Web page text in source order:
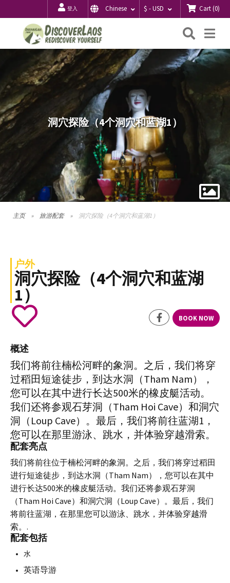
登入 Chinese $ - USD Cart(0)
搜
洞穴探险（4个洞穴和蓝湖1）
主页 旅游配套 洞穴探险（4个洞穴和蓝湖1）
户外
洞穴探险（4个洞穴和蓝湖
1）
BOOK NOW
概述
我们将前往楠松河畔的象洞。之后，我们将穿
过稻田短途徒步，到达水洞（Tham Nam），
您可以在其中进行长达500米的橡皮艇活动。
我们还将参观石芽洞（Tham Hoi Cave）和洞穴
洞（Loup Cave）。最后，我们将前往蓝湖1，
您可以在那里游泳、跳水，并体验穿越滑索。
配套亮点
我们将前往位于楠松河畔的象洞。之后，我们将穿过稻田
进行短途徒步，到达水洞（Tham Nam），您可以在其中
进行长达500米的橡皮艇活动。我们还将参观石芽洞
（Tham Hoi Cave）和洞穴洞（Loup Cave）。最后，我们
将前往蓝湖，在那里您可以游泳、跳水，并体验穿越滑
索。.
配套包括
水
英语导游